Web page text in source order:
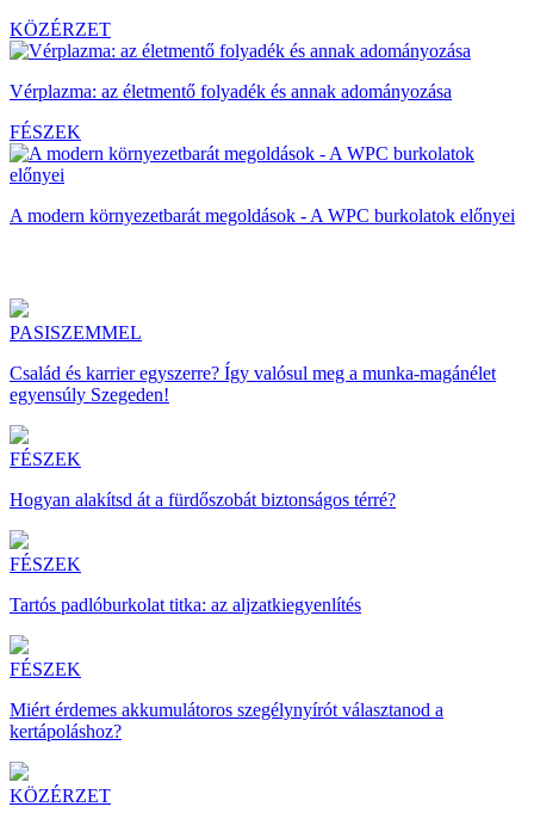
KÖZÉRZET
Vérplazma: az életmentő folyadék és annak adományozása
FÉSZEK
A modern környezetbarát megoldások - A WPC burkolatok előnyei
PASISZEMMEL
Család és karrier egyszerre? Így valósul meg a munka-magánélet
egyensúly Szegeden!
FÉSZEK
Hogyan alakítsd át a fürdőszobát biztonságos térré?
FÉSZEK
Tartós padlóburkolat titka: az aljzatkiegyenlítés
FÉSZEK
Miért érdemes akkumulátoros szegélynyírót választanod a
kertápoláshoz?
KÖZÉRZET